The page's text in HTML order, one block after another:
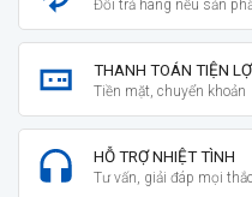
Đổi trả hàng nếu sản
THANH TOÁN TIỆN
Tiền mặt, chuyển khoản
HỖ TRỢ NHIỆT TÌNH
Tư vấn, giải đáp mọi